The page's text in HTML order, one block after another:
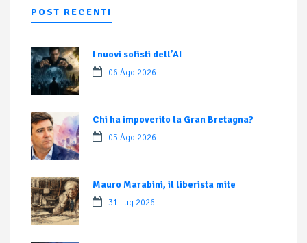
POST RECENTI
I nuovi sofisti dell’AI
06 Ago 2026
Chi ha impoverito la Gran Bretagna?
05 Ago 2026
Mauro Marabini, il liberista mite
31 Lug 2026